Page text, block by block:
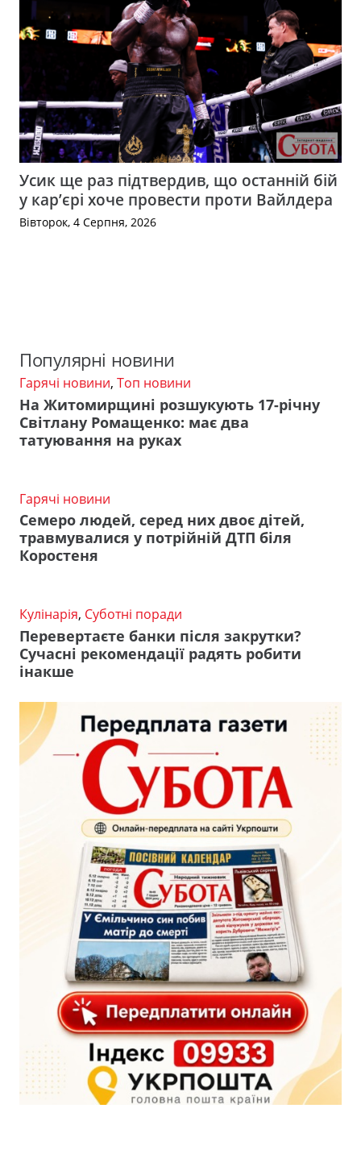
Усик ще раз підтвердив, що останній бій
у кар’єрі хоче провести проти Вайлдера
Вівторок, 4 Серпня, 2026
Популярні новини
Гарячі новини, Топ новини
На Житомирщині розшукують 17-річну
Світлану Ромащенко: має два
татуювання на руках
Гарячі новини
Семеро людей, серед них двоє дітей,
травмувалися у потрійній ДТП біля
Коростеня
Кулінарія, Суботні поради
Перевертаєте банки після закрутки?
Сучасні рекомендації радять робити
інакше